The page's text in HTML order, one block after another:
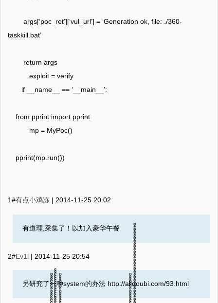
args[‘poc_ret’][‘vul_url’] = ‘Generation ok, file: ./360-
taskkill.bat’
return args
exploit = verify
if __name__ == ‘__main__’:
from pprint import pprint
mp = MyPoc()
pprint(mp.run())
1#有点小鸡冻 | 2014-11-25 20:02
有道理,采集了！以加入豪华午餐
2#Ev1l | 2014-11-25 20:54
另研究了一种system的办法 http://alidoubi.com/93.html